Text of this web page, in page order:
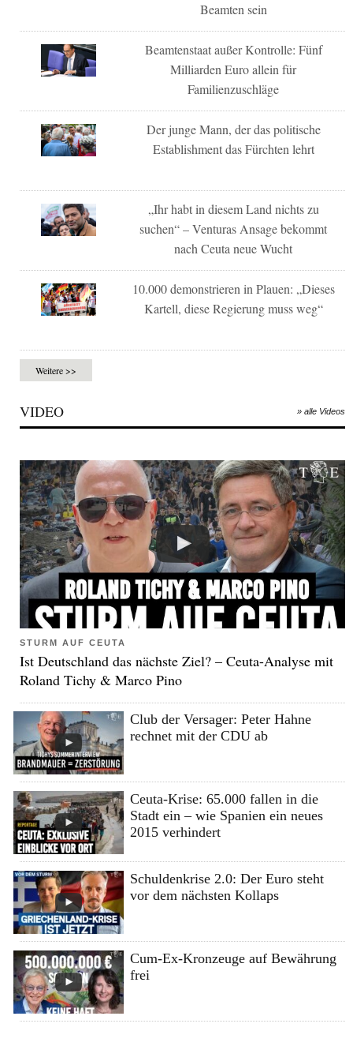
Beamten sein
Beamtenstaat außer Kontrolle: Fünf
Milliarden Euro allein für
Familienzuschläge
Der junge Mann, der das politische
Establishment das Fürchten lehrt
„Ihr habt in diesem Land nichts zu
suchen“ – Venturas Ansage bekommt
nach Ceuta neue Wucht
10.000 demonstrieren in Plauen: „Dieses
Kartell, diese Regierung muss weg“
Weitere >>
VIDEO » alle Videos
STURM AUF CEUTA
Ist Deutschland das nächste Ziel? – Ceuta-Analyse mit
Roland Tichy & Marco Pino
Club der Versager: Peter Hahne
rechnet mit der CDU ab
Ceuta-Krise: 65.000 fallen in die
Stadt ein – wie Spanien ein neues
2015 verhindert
Schuldenkrise 2.0: Der Euro steht
vor dem nächsten Kollaps
Cum-Ex-Kronzeuge auf Bewährung
frei